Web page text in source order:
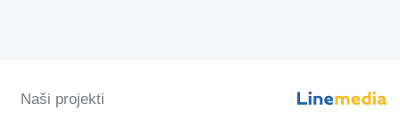
Naši projekti